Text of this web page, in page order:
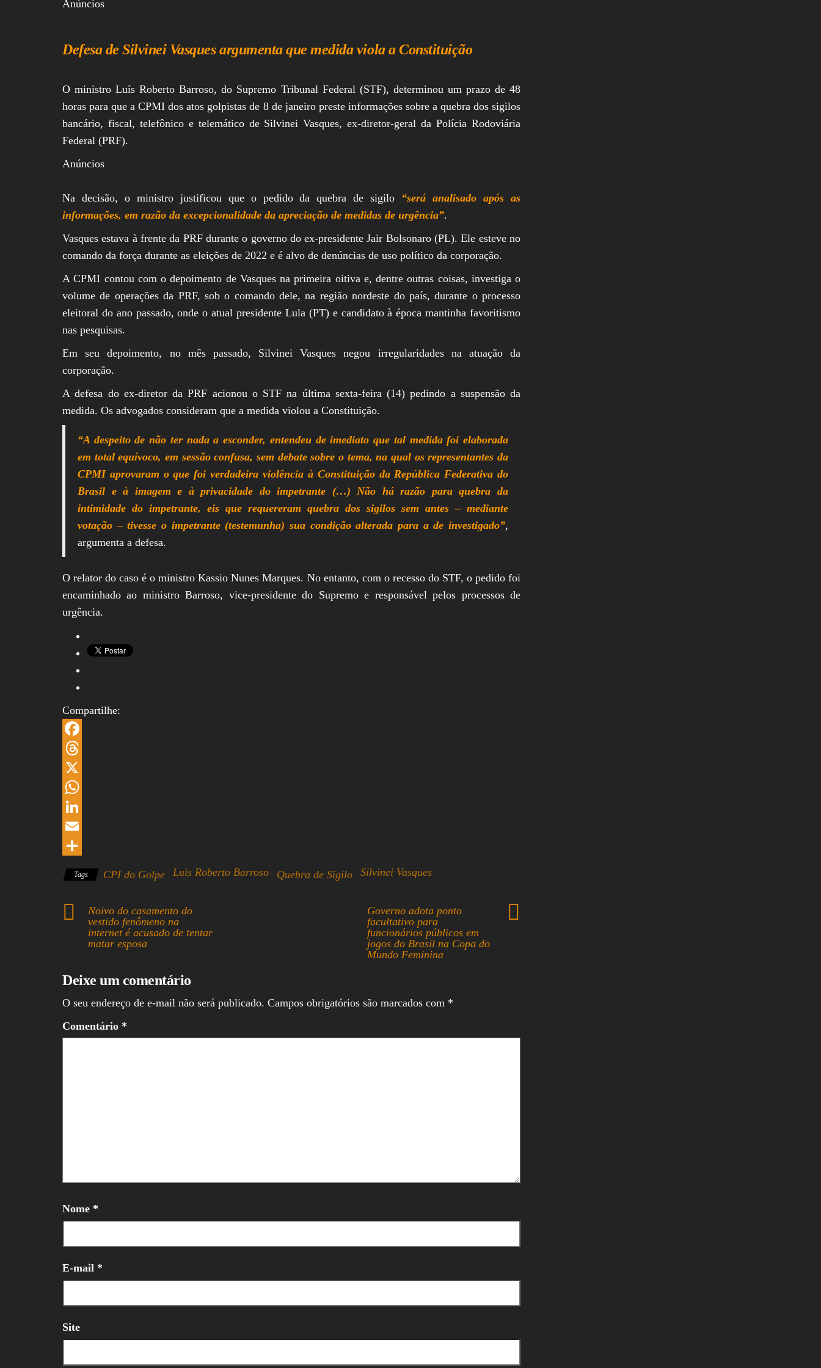
Norte, Centro-
Oeste, Sul, Sudeste,
Cervejas, Comida,
Emprego,
Empreendedorismo,
Anúncios
Defesa de Silvinei Vasques argumenta que medida viola a Constituição
O ministro Luís Roberto Barroso, do Supremo Tribunal Federal (STF), determinou um prazo de 48
horas para que a CPMI dos atos golpistas de 8 de janeiro preste informações sobre a quebra dos sigilos
bancário, fiscal, telefônico e telemático de Silvinei Vasques, ex-diretor-geral da Polícia Rodoviária
Federal (PRF).
Anúncios
Na decisão, o ministro justificou que o pedido da quebra de sigilo “será analisado após as
informações, em razão da excepcionalidade da apreciação de medidas de urgência”.
Vasques estava à frente da PRF durante o governo do ex-presidente Jair Bolsonaro (PL). Ele esteve no
comando da força durante as eleições de 2022 e é alvo de denúncias de uso político da corporação.
A CPMI contou com o depoimento de Vasques na primeira oitiva e, dentre outras coisas, investiga o
volume de operações da PRF, sob o comando dele, na região nordeste do país, durante o processo
eleitoral do ano passado, onde o atual presidente Lula (PT) e candidato à época mantinha favoritismo
nas pesquisas.
Em seu depoimento, no mês passado, Silvinei Vasques negou irregularidades na atuação da
corporação.
A defesa do ex-diretor da PRF acionou o STF na última sexta-feira (14) pedindo a suspensão da
medida. Os advogados consideram que a medida violou a Constituição.
“A despeito de não ter nada a esconder, entendeu de imediato que tal medida foi elaborada
em total equívoco, em sessão confusa, sem debate sobre o tema, na qual os representantes da
CPMI aprovaram o que foi verdadeira violência à Constituição da República Federativa do
Brasil e à imagem e à privacidade do impetrante (…) Não há razão para quebra da
intimidade do impetrante, eis que requereram quebra dos sigilos sem antes – mediante
votação – tivesse o impetrante (testemunha) sua condição alterada para a de investigado”,
argumenta a defesa.
O relator do caso é o ministro Kassio Nunes Marques. No entanto, com o recesso do STF, o pedido foi
encaminhado ao ministro Barroso, vice-presidente do Supremo e responsável pelos processos de
urgência.
Compartilhe:
F
a
c
e
b
o
k
T
h
e
a
s
X
W
h
a
s
A
p
L
k
e
d
E
a
i
l
h
a
r
Tags CPI do Golpe Luis Roberto Barroso Quebra de Sigilo Silvinei Vasques
Noivo do casamento do
vestido fenômeno na
internet é acusado de tentar
matar esposa
Governo adota ponto
facultativo para
funcionários públicos em
jogos do Brasil na Copa do
Mundo Feminina
Deixe um comentário
O seu endereço de e-mail não será publicado. Campos obrigatórios são marcados com *
Comentário *
Nome *
E-mail *
Site